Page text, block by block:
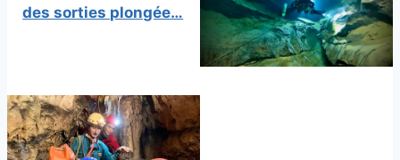
des sorties plongée…